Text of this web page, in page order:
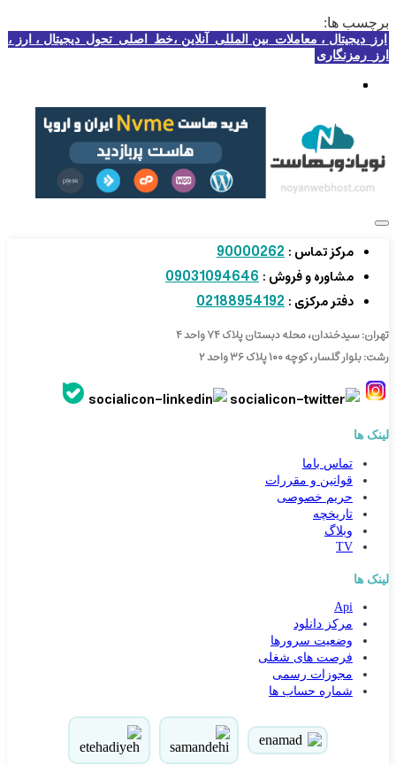
برچسب ها:
ارز_دیجیتال ، معاملات_بین المللی_آنلاین ،خط_اصلی_تحول_دیجیتال ، ارز ،
ارز_رمزنگاری
مرکز تماس : 90000262
مشاوره و فروش : 09031094646
دفتر مرکزی : 02188954192
تهران: سیدخندان، محله دبستان پلاک ۷۴ واحد ۴
رشت: بلوار گلسار، کوچه ۱۰۰ پلاک ۳۶ واحد ۲
لینک ها
تماس باما
قوانین و مقررات
حریم خصوصی
تاریخچه
وبلاگ
TV
لینک ها
Api
مرکز دانلود
وضعیت سرورها
فرصت های شغلی
مجوزات رسمی
شماره حساب ها